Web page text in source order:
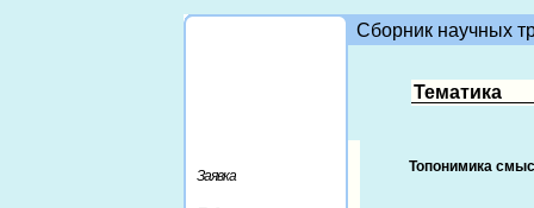
Сборник научных
Тематика
Заявка
Топонимика